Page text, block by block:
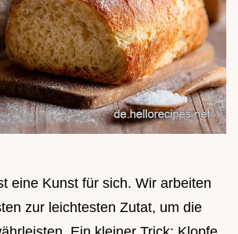
eine Kunst für sich. Wir arbeiten
zur leichtesten Zutat, um die